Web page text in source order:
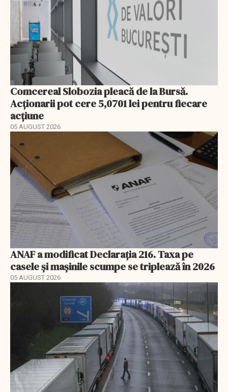
Comcereal Slobozia pleacă de la Bursă.
Acționarii pot cere 5,0701 lei pentru fiecare
acțiune
05 AUGUST 2026
ANAF a modificat Declarația 216. Taxa pe
casele și mașinile scumpe se triplează în 2026
05 AUGUST 2026